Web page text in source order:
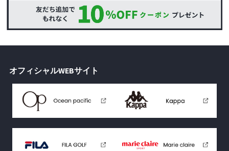
オフィシャルWEBサイト